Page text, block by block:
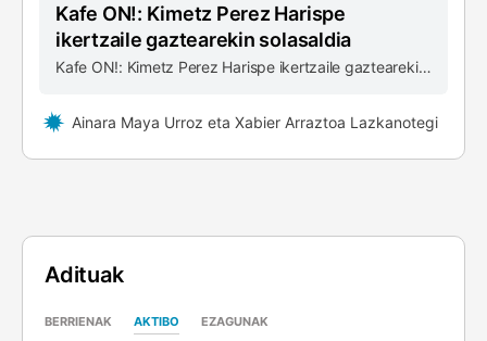
Kafe ON!: Kimetz Perez Harispe
ikertzaile gaztearekin solasaldia
Kafe ON!: Kimetz Perez Harispe ikertzaile gaztearekin solasaldia
Ainara Maya Urroz eta Xabier Arraztoa Lazkanotegi
Adituak
BERRIENAK AKTIBO EZAGUNAK